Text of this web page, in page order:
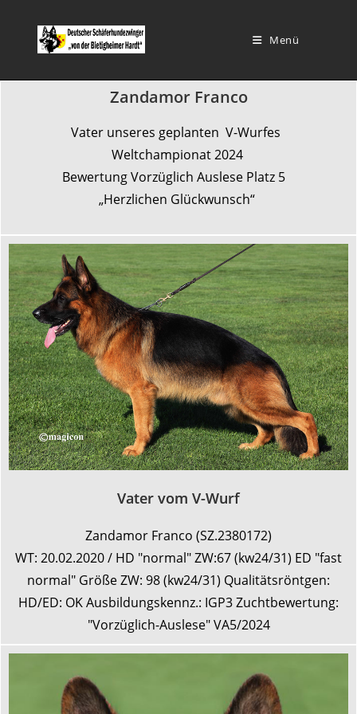
Menü
Zandamor Franco
Vater unseres geplanten V-Wurfes
Weltchampionat 2024
Bewertung Vorzüglich Auslese Platz 5
„Herzlichen Glückwunsch“
Vater vom V-Wurf
Zandamor Franco (SZ.2380172)
WT: 20.02.2020 / HD "normal" ZW:67 (kw24/31) ED "fast
normal" Größe ZW: 98 (kw24/31) Qualitätsröntgen:
HD/ED: OK Ausbildungskennz.: IGP3 Zuchtbewertung:
"Vorzüglich-Auslese" VA5/2024